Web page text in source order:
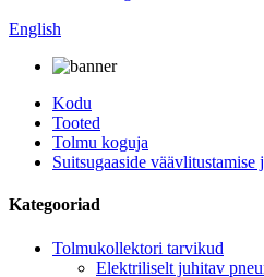
English
Kodu
Tooted
Tolmu koguja
Suitsugaaside
Kategooriad
Tolmukollektori tarvikud
Elektriliselt juhitav